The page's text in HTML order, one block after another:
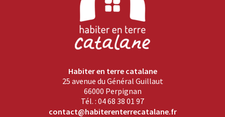
Habiter en terre catalane
25 avenue du Général Guillaut
66000 Perpignan
Tél. : 04 68 38 01 97
contact@habiterenterrecatalane.fr